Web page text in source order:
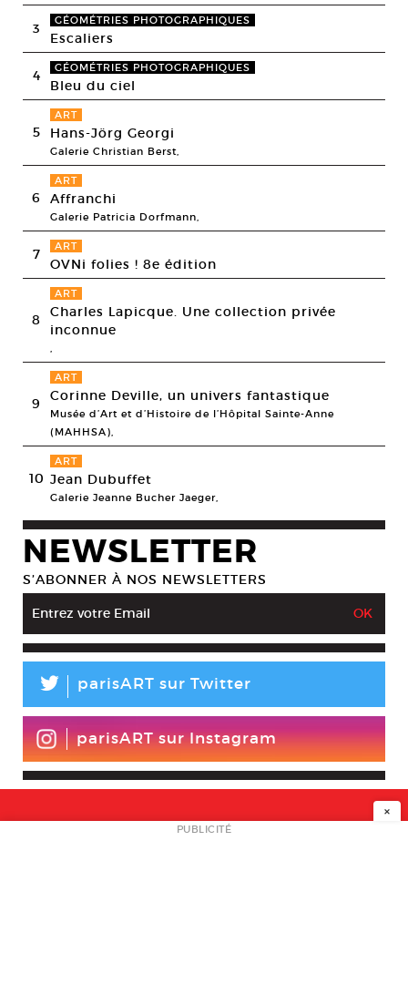
3 GÉOMÉTRIES PHOTOGRAPHIQUES
Escaliers
4 GÉOMÉTRIES PHOTOGRAPHIQUES
Bleu du ciel
5
ART
Hans-Jörg Georgi
Galerie Christian Berst,
6
ART
Affranchi
Galerie Patricia Dorfmann,
7 ART
OVNi folies ! 8e édition
8
ART
Charles Lapicque. Une collection privée
inconnue
,
9
ART
Corinne Deville, un univers fantastique
Musée d’Art et d’Histoire de l’Hôpital Sainte-Anne
(MAHHSA),
10
ART
Jean Dubuffet
Galerie Jeanne Bucher Jaeger,
NEWSLETTER
S’ABONNER À NOS NEWSLETTERS
L parisART sur Twitter
parisART sur Instagram
NEWSLETTER
×
PUBLICITÉ